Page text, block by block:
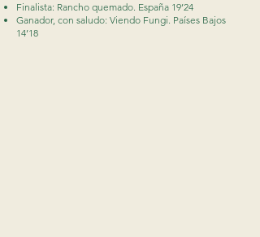
Finalista: Rancho quemado. España 19’24
Ganador, con saludo: Viendo Fungi. Países Bajos
14’18